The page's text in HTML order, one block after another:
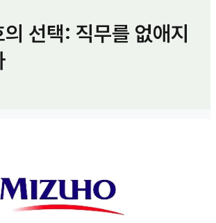
선택: 직무를 없애지